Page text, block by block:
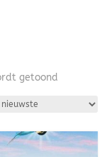
getoond
nieuwste